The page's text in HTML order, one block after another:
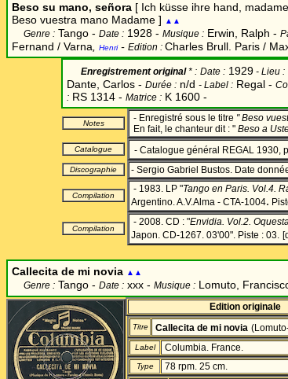
Beso su mano, señora [ Ich küsse ihre hand, madame
Beso vuestra mano Madame ]
▲▲
Genre : Tango - Date : 1928 - Musique : Erwin, Ralph -
Fernand / Varna
Henri- Edition : Charles Brull. Paris /
Enregistrement original* : Date : 1929 - Lieu :
Dante, Carlos - Durée : n/d - Label : Regal -
: RS 1314 - Matrice : K 1600 -
Notes - Enregistré sous le titre " Beso
En fait, le chanteur dit : " Beso a
Catalogue - Catalogue général REGAL 1930,
Discographie - Sergio Gabriel Bustos. Date
Compilation
- 1983. LP "Tango en Paris. Vol.4.
Argentino. A.V.Alma - CTA-1004.
Compilation
- 2008. CD : "Envidia. Vol.2.
Japon. CD-1267. 03'00". Piste : 03.
Callecita de mi novia ▲▲
Genre : Tango - Date : xxx - Musique : Lomuto,
Edition originale
Titre Callecita de mi novia
Label Columbia. France.
Type 78 rpm. 25 cm.